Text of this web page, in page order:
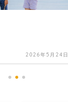
2026年5月24日